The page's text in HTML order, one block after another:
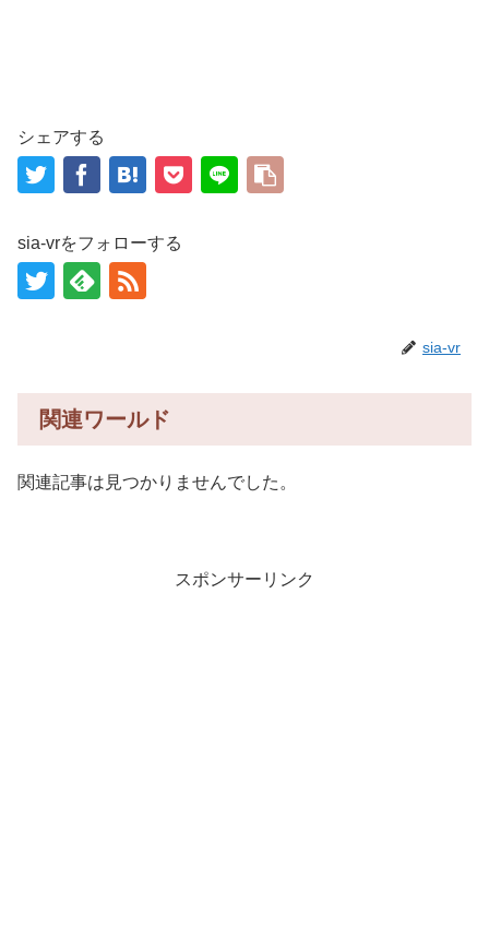
シェアする
sia-vrをフォローする
sia-vr
関連ワールド
関連記事は見つかりませんでした。
スポンサーリンク